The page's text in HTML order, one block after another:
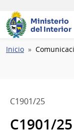
Ministerio
del Interior
Ruta
Inicio
C1901/25
C1901/